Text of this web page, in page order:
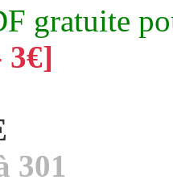
gratuite
3€]
301